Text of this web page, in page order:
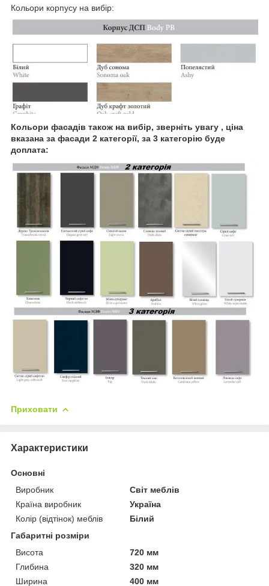
Кольори корпусу на вибір:
Кольори фасадів також на вибір, зверніть увагу , ціна
вказана за фасади 2 категорії, за 3 категорію буде
доплата:
Приховати
Характеристики
Основні
Виробник
Світ меблів
Країна виробник
Україна
Колір (відтінок) меблів
Білий
Габаритні розміри
Висота
720 мм
Глибина
320 мм
Ширина
400 мм